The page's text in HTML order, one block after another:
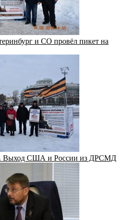
и СО провёл пикет на
Выход США и России из ДРСМД